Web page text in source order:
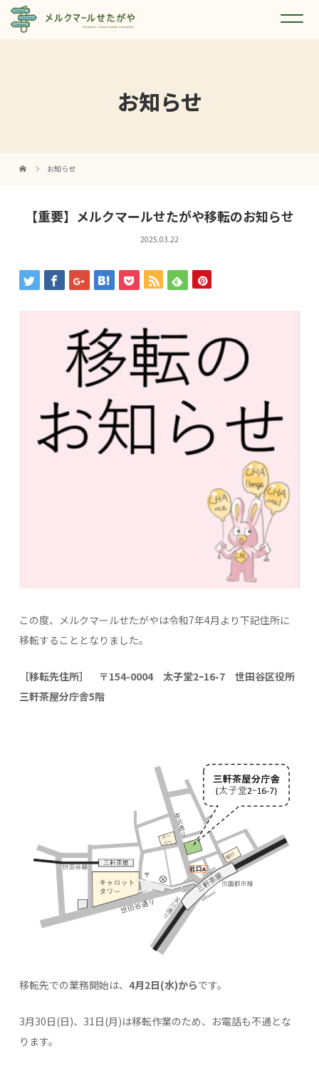
お知らせ
お知らせ
【重要】メルクマールせたがや移転のお知らせ
2025.03.22
この度、メルクマールせたがやは令和7年4月より下記住所に
移転することとなりました。
［移転先住所］ 〒154-0004 太子堂2ｰ16-7 世田谷区役所
三軒茶屋分庁舎5階
移転先での業務開始は、4月2日(水)からです。
3月30日(日)、31日(月)は移転作業のため、お電話も不通とな
ります。